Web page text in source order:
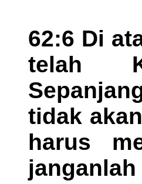
62:6 Di
telah
tidak
harus